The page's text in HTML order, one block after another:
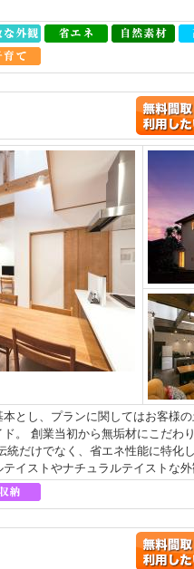
とし、プランに関してはお客様
。 創業当初から無垢材にこだわ
だけでなく、省エネ性能に特化
イストやナチュラルテイストな